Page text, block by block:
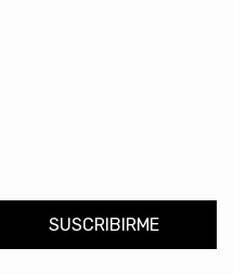
SUSCRIBIRME